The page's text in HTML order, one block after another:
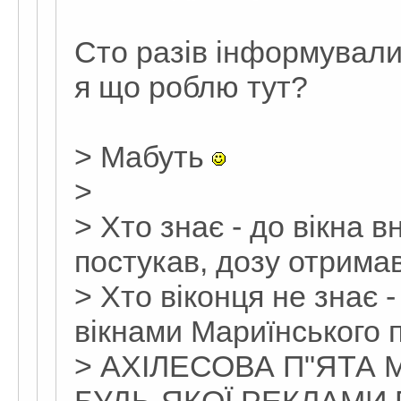
Сто разів
я що роблю тут?
> Мабуть
>
> Хто знає - до вікна
постукав, дозу
> Хто віконця не знає
вікнами Мариїнського
> АХІЛЕСОВА П"ЯТА